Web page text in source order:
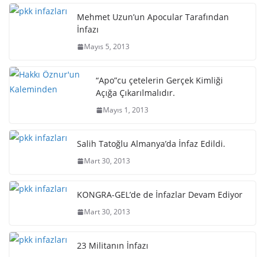
Mehmet Uzun’un Apocular Tarafından
İnfazı
Mayıs 5, 2013
“Apo”cu çetelerin Gerçek Kimliği
Açığa Çıkarılmalıdır.
Mayıs 1, 2013
Salih Tatoğlu Almanya’da İnfaz Edildi.
Mart 30, 2013
KONGRA-GEL’de de İnfazlar Devam Ediyor
Mart 30, 2013
23 Militanın İnfazı